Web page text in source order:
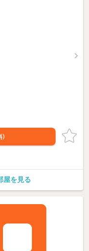
屋を見る